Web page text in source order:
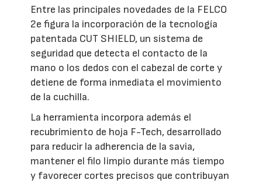
Entre las principales novedades de la FELCO
2e figura la incorporación de la tecnología
patentada CUT SHIELD, un sistema de
seguridad que detecta el contacto de la
mano o los dedos con el cabezal de corte y
detiene de forma inmediata el movimiento
de la cuchilla.
La herramienta incorpora además el
recubrimiento de hoja F-Tech, desarrollado
para reducir la adherencia de la savia,
mantener el filo limpio durante más tiempo
y favorecer cortes precisos que contribuyan